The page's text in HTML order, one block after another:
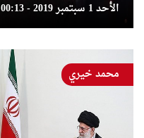
الأحد 1 سبتمبر 2019 - 16:00:13
محمد خيري